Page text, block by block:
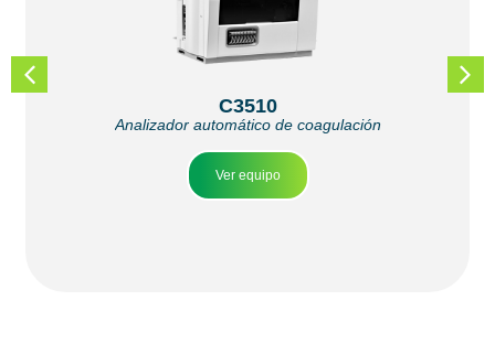
C3510
Analizador automático de coagulación
Ver equipo